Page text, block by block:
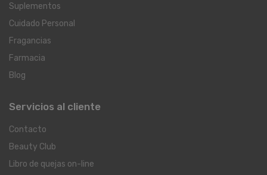
Suplementos
Cuidado Personal
Fragancias
Farmacia
Blog
Servicios al cliente
Contacto
Beauty Club
Libro de quejas on-line